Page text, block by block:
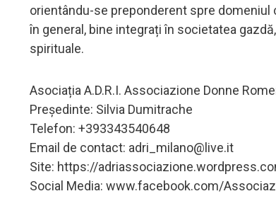
orientându-se preponderent spre
în general, bine integrați în societatea
spirituale.
Asociația A.D.R.I. Associazione Donne
Președinte: Silvia Dumitrache
Telefon: +393343540648
Email de contact: adri_milano@live.it
Site: https://
Social Media: www.facebook.com/